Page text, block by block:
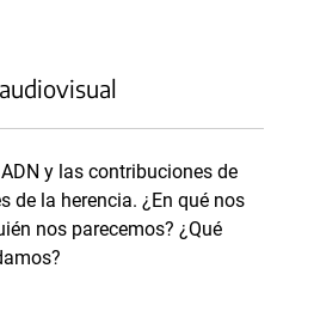
y las contribuciones de
de la herencia. ¿En qué nos
nos parecemos? ¿Qué